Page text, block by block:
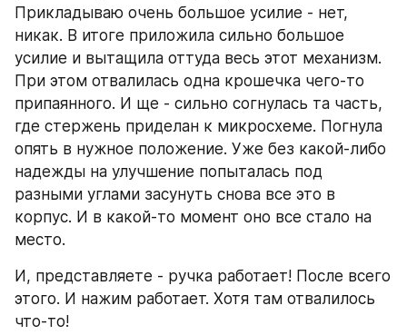
Прикладываю очень большое усилие - нет,
никак. В итоге приложила сильно большое
усилие и вытащила оттуда весь этот механизм.
При этом отвалилась одна крошечка чего-то
припаянного. И ще - сильно согнулась та часть,
где стержень приделан к микросхеме. Погнула
опять в нужное положение. Уже без какой-либо
надежды на улучшение попыталась под
разными углами засунуть снова все это в
корпус. И в какой-то момент оно все стало на
место.
И, представляете - ручка работает! После всего
этого. И нажим работает. Хотя там отвалилось
что-то!